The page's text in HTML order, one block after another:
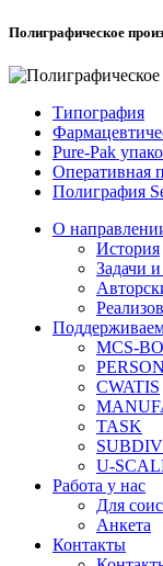
Полиграфическое
Типография
Pure-Pak
Оперативная
Полиграфия
О
История
Задачи
MCS-
CWATIS
TASK
U-
Работа у нас
Для
Анкета
Контакты